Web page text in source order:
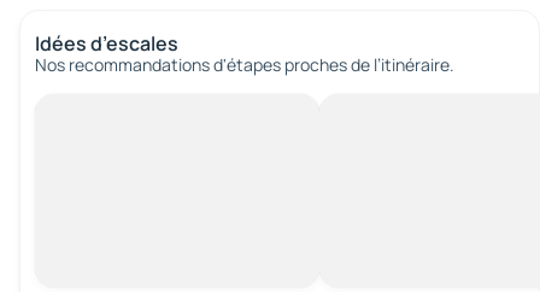
Idées d’escales
Nos recommandations d'étapes proches de l’itinéraire.